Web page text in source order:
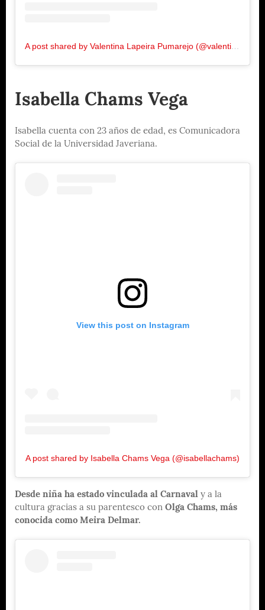
A post shared by Valentina Lapeira Pumarejo (@valentinalapeira)
Isabella Chams Vega
Isabella cuenta con 23 años de edad, es Comunicadora
Social de la Universidad Javeriana.
View this post on Instagram
A post shared by Isabella Chams Vega (@isabellachams)
Desde niña ha estado vinculada al Carnaval y a la
cultura gracias a su parentesco con Olga Chams, más
conocida como Meira Delmar.